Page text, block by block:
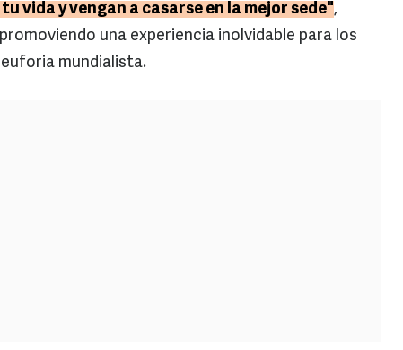
vida y vengan a casarse en la mejor sede",
una experiencia inolvidable para los
mundialista.